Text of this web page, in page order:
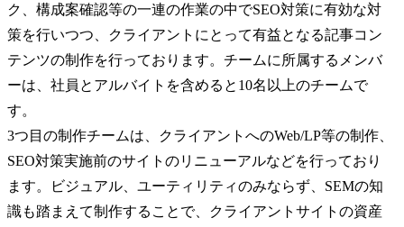
ク、構成案確認等の一連の作業の中でSEO対策に有効な対
策を行いつつ、クライアントにとって有益となる記事コン
テンツの制作を行っております。チームに所属するメンバ
ーは、社員とアルバイトを含めると10名以上のチームで
す。
3つ目の制作チームは、クライアントへのWeb/LP等の制作、
SEO対策実施前のサイトのリニューアルなどを行っており
ます。ビジュアル、ユーティリティのみならず、SEMの知
識も踏まえて制作することで、クライアントサイトの資産